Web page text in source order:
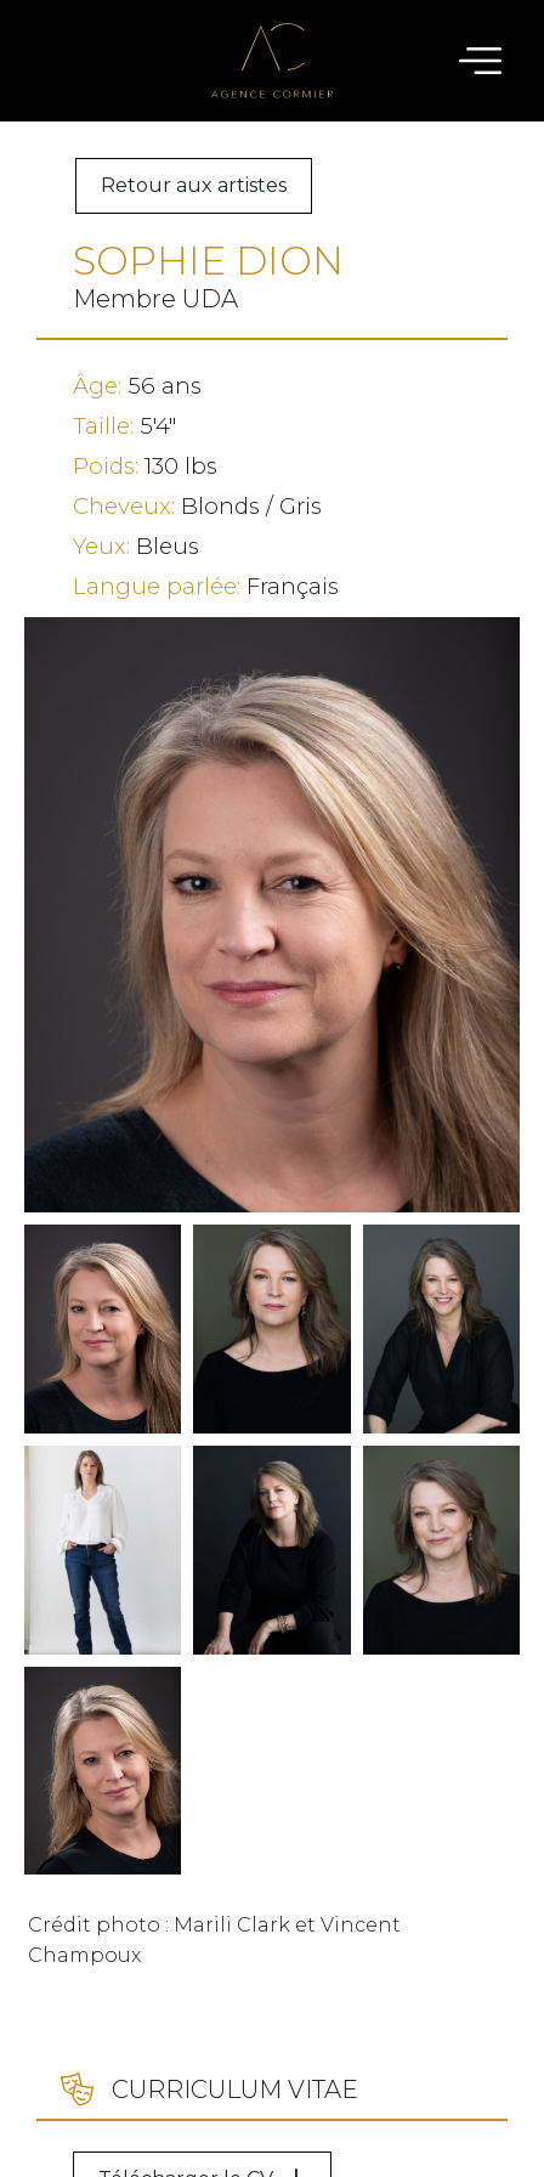
Retour aux artistes
SOPHIE DION
Membre UDA
Âge: 56 ans
Taille: 5'4"
Poids: 130 lbs
Cheveux: Blonds / Gris
Yeux: Bleus
Langue parlée: Français
Crédit photo : Marili Clark et Vincent
Champoux
CURRICULUM VITAE